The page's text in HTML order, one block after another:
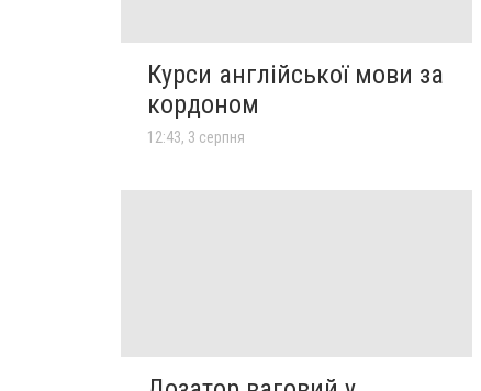
Курси англійської мови за
кордоном
12:43, 3 серпня